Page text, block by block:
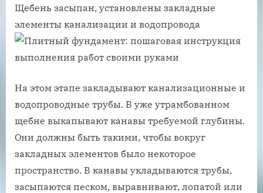
Щебень засыпан, установлены закладные
элементы канализации и водопровода
На этом этапе закладывают канализационные и
водопроводные трубы. В уже утрамбованном
щебне выкапывают канавы требуемой глубины.
Они должны быть такими, чтобы вокруг
закладных элементов было некоторое
пространство. В канавы укладываются трубы,
засыпаются песком, выравнивают, лопатой или